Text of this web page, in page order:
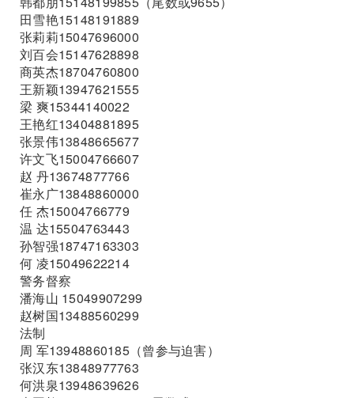
田雪艳15148191889
张莉莉15047696000
刘百会15147628898
商英杰18704760800
王新颖13947621555
梁 爽15344140022
王艳红13404881895
张景伟13848665677
许文飞15004766607
赵 丹13674877766
崔永广13848860000
任 杰15004766779
温 达15504763443
孙智强18747163303
何 凌15049622214
警务督察
潘海山 15049907299
赵树国13488560299
法制
周 军13948860185（曾参与迫害）
张汉东13848977763
何洪泉13948639626